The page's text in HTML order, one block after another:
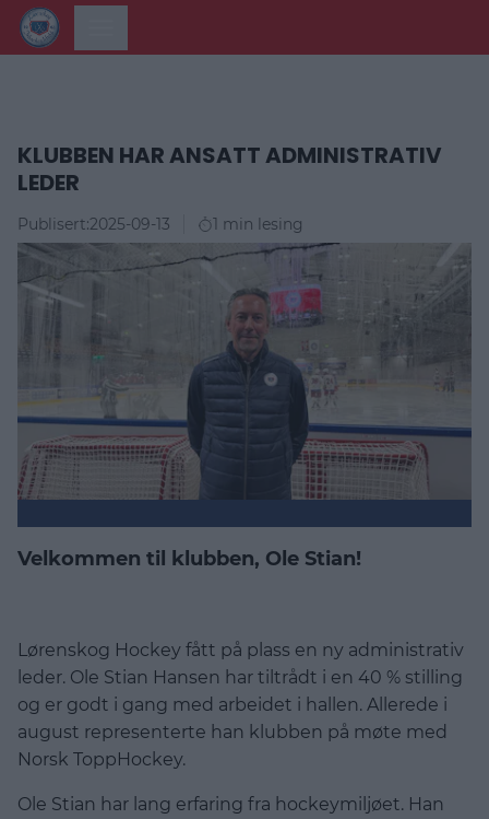
KLUBBEN HAR ANSATT ADMINISTRATIV
LEDER
Publisert:2025-09-13 1 min lesing
Velkommen til klubben, Ole Stian!
Lørenskog Hockey fått på plass en ny administrativ
leder. Ole Stian Hansen har tiltrådt i en 40 % stilling
og er godt i gang med arbeidet i hallen. Allerede i
august representerte han klubben på møte med
Norsk ToppHockey.
Ole Stian har lang erfaring fra hockeymiljøet. Han